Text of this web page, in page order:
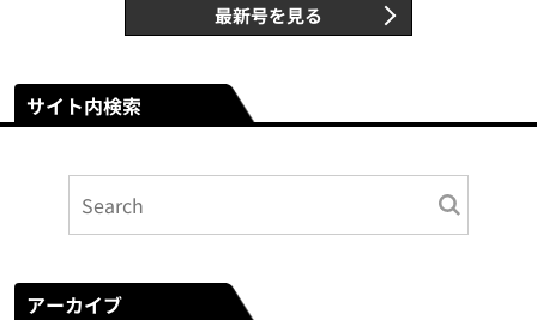
最新号を見る
サイト内検索
アーカイブ